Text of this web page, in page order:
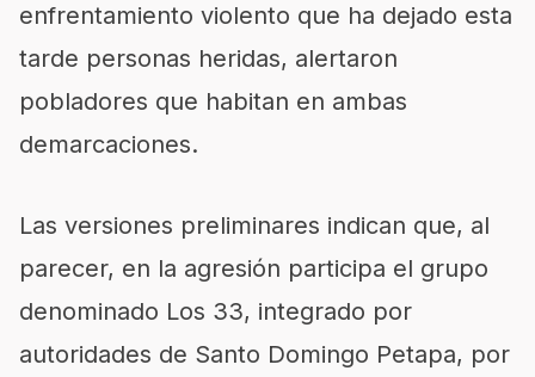
enfrentamiento violento que ha dejado esta
tarde personas heridas, alertaron
pobladores que habitan en ambas
demarcaciones.
Las versiones preliminares indican que, al
parecer, en la agresión participa el grupo
denominado Los 33, integrado por
autoridades de Santo Domingo Petapa, por